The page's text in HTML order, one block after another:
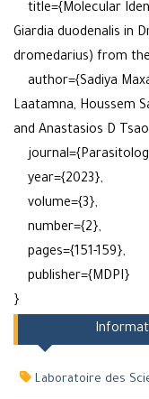
title={Molecular
Giardia duodenalis in
dromedarius) from
author={Sadiya
Laatamna, Houssem
and Anastasios D
year={2023},
volume={3},
number={2},
pages={151-159},
publisher={MDPI}
}
Laboratoire des